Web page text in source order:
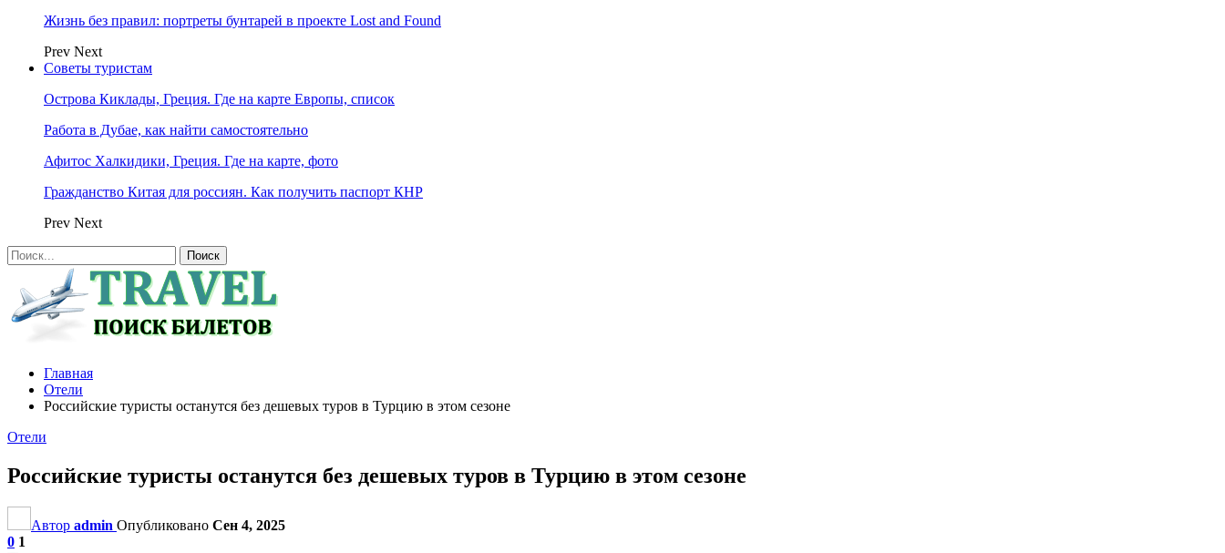
Жизнь без правил: портреты бунтарей в проекте Lost and Found
Prev Next
Советы туристам
Острова Киклады, Греция. Где на карте Европы, список
Работа в Дубае, как найти самостоятельно
Афитос Халкидики, Греция. Где на карте, фото
Гражданство Китая для россиян. Как получить паспорт КНР
Prev Next
Главная
Отели
Российские туристы останутся без дешевых туров в Турцию в этом сезоне
Отели
Российские туристы останутся без дешевых туров в Турцию в этом сезоне
Автор admin Опубликовано Сен 4, 2025
0 1